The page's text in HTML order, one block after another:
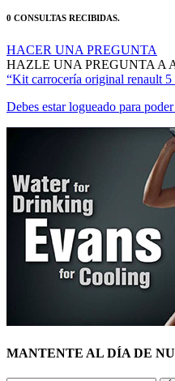
0 CONSULTAS RECIBIDAS.
HACER UNA PREGUNTA
HAZLE UNA PREGUNTA A
“Kit carrocería original renault 5
Debes estar logueado para
MANTENTE AL DÍA DE